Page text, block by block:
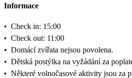
Informace
• Check in: 15:00
• Check out: 11:00
• Domácí zvířata nejsou povolena.
• Dětská postýlka na vyžádání za
• Některé volnočasové aktivity jsou za